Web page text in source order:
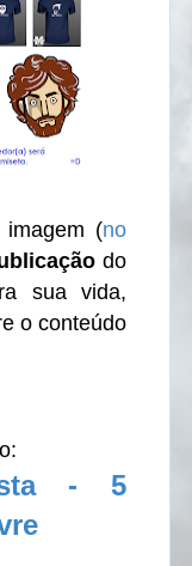
imagem (no
do
sua vida,
o conteúdo
- 5